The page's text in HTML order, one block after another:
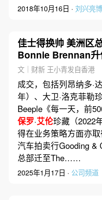
2018年10月16日 · 刘兴亮
佳士得换帅 美洲区
Bonnie Brennan升
CEO
文｜财新 王小青发自香港
成交，包括列昂纳多·
年）、大卫·洛克菲勒
Beeple《每一天，前
保罗·艾伦珍藏（2022
得在业务策略方面亦
汽车拍卖行Gooding &
总部迁至The……
2025年1月17日 · 公司频道